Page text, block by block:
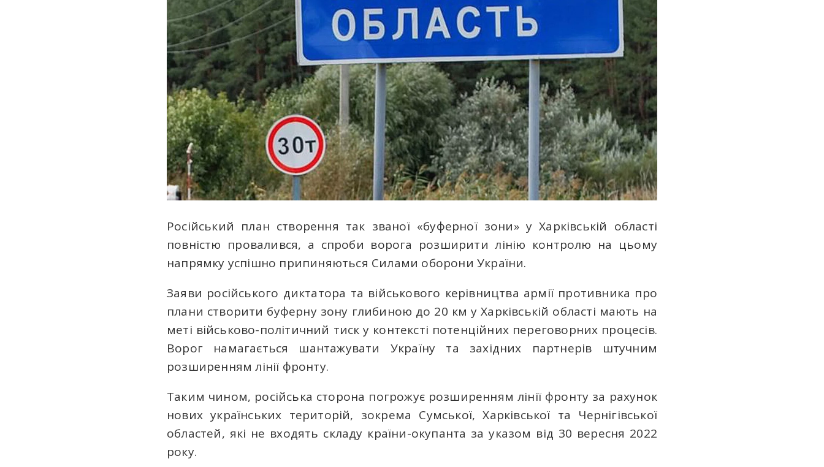
Російський план створення так званої «буферної зони» у Харківській області
повністю провалився, а спроби ворога розширити лінію контролю на цьому
напрямку успішно припиняються Силами оборони України.
Заяви російського диктатора та військового керівництва армії противника про
плани створити буферну зону глибиною до 20 км у Харківській області мають на
меті військово-політичний тиск у контексті потенційних переговорних процесів.
Ворог намагається шантажувати Україну та західних партнерів штучним
розширенням лінії фронту.
Таким чином, російська сторона погрожує розширенням лінії фронту за рахунок
нових українських територій, зокрема Сумської, Харківської та Чернігівської
областей, які не входять складу країни-окупанта за указом від 30 вересня 2022
року.